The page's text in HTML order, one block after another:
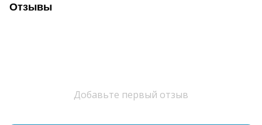
Отзывы
Добавьте первый отзыв